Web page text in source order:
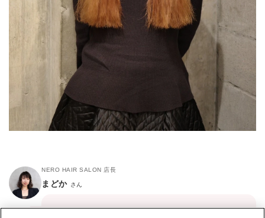
NERO HAIR SALON 店長
まどか さん